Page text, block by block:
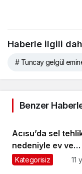
Haberle ilgili
# Tuncay gelgül
Benzer
Acısu’da sel
nedeniyle ev ve
işyerleri boşaltıldı
Kategorisiz 11